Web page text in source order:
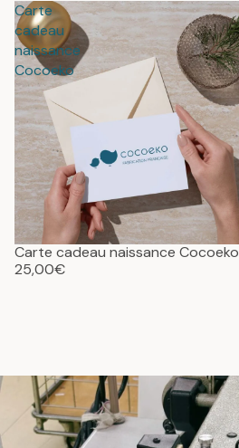
Carte
cadeau
naissance
Cocoeko
Carte cadeau naissance Cocoeko
25,00€